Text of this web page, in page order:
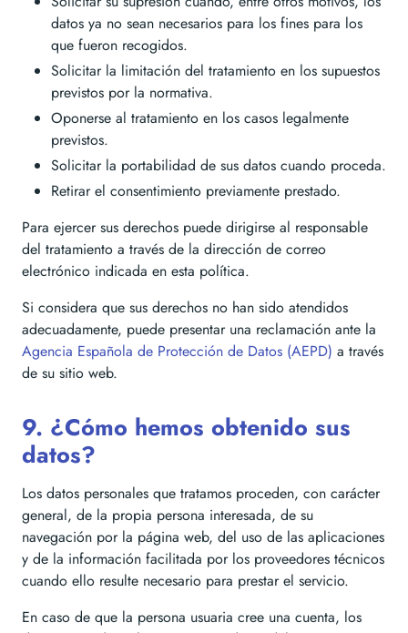
datos ya no sean necesarios para los fines para los
que fueron recogidos.
Solicitar la limitación del tratamiento en los supuestos
previstos por la normativa.
Oponerse al tratamiento en los casos legalmente
previstos.
Solicitar la portabilidad de sus datos cuando proceda.
Retirar el consentimiento previamente prestado.
Para ejercer sus derechos puede dirigirse al responsable
del tratamiento a través de la dirección de correo
electrónico indicada en esta política.
Si considera que sus derechos no han sido atendidos
adecuadamente, puede presentar una reclamación ante la
Agencia Española de Protección de Datos (AEPD) a través
de su sitio web.
9. ¿Cómo hemos obtenido sus
datos?
Los datos personales que tratamos proceden, con carácter
general, de la propia persona interesada, de su
navegación por la página web, del uso de las aplicaciones
y de la información facilitada por los proveedores técnicos
cuando ello resulte necesario para prestar el servicio.
En caso de que la persona usuaria cree una cuenta, los